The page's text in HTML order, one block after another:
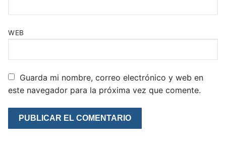
WEB
Guarda mi nombre, correo electrónico y web en
este navegador para la próxima vez que comente.